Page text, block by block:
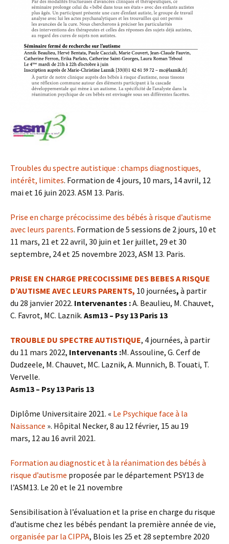
Troubles du spectre autistique : champs diagnostiques,
intérêt, limites. Formation de 4 jours, 10 mars, 14 avril, 12
mai et 16 juin 2023. ASM 13. Paris.
Prise en charge précocissime des bébés à risque d’autisme
avec leurs parents. Formation de 5 sessions de 2 jours, 10 et
11 mars, 21 et 22 avril, 30 juin et 1er juillet, 29 et 30
septembre, 24 et 25 novembre 2023, ASM 13. Paris.
PRISE EN CHARGE PRECOCISSIME DES BEBES A RISQUE
D’AUTISME AVEC LEURS PARENTS, 10 journées, à partir
du 28 janvier 2022. Intervenantes :A. Beaulieu, M. Chauvet,
C. Favrot, MC. Laznik. Asm13 – Psy 13 Paris 13
TROUBLE DU SPECTRE AUTISTIQUE, 4 journées, à partir
du 11 mars 2022, Intervenants :M. Assouline, G. Cerf de
Dudzeele, M. Chauvet, MC. Laznik, A. Munnich, B. Touati, T.
Vervelle.
Asm13 – Psy 13 Paris 13
Diplôme Universitaire 2021. « Le Psychique face à la
Naissance ». Hôpital Necker, 8 au 12 février, 15 au 19
mars, 12 au 16 avril 2021.
Formation au diagnostic et à la réanimation des bébés à
risque d’autisme proposée par le département PSY13 de
l’ASM13. Le 20 et le 21 novembre
Sensibilisation à l’évaluation et la prise en charge du risque
d’autisme chez les bébés pendant la première année de vie,
organisée par la CIPPA, Blois les 25 et 28 septembre 2020